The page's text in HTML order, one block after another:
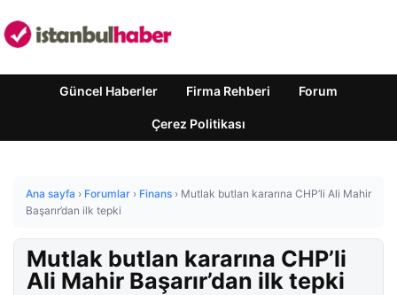
Güncel Haberler Firma Rehberi Forum
Çerez Politikası
Ana sayfa › Forumlar › Finans › Mutlak butlan kararına CHP’li Ali Mahir
Başarır’dan ilk tepki
Mutlak butlan kararına CHP’li
Ali Mahir Başarır’dan ilk tepki